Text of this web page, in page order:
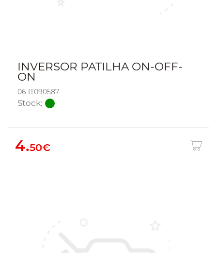
INVERSOR PATILHA ON-OFF-
ON
06 IT090587
Stock:
4.50€